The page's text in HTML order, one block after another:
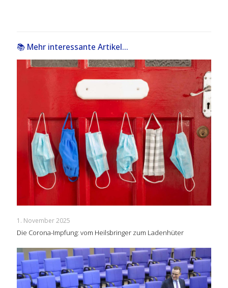
📚 Mehr interessante Artikel...
1. November 2025
Die Corona-Impfung: vom Heilsbringer zum Ladenhüter